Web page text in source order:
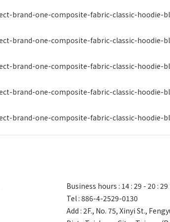
Business hours : 14 : 29 - 20 : 29
Tel : 886-4-2529-0130
Add : 2F., No. 75, Xinyi St.,